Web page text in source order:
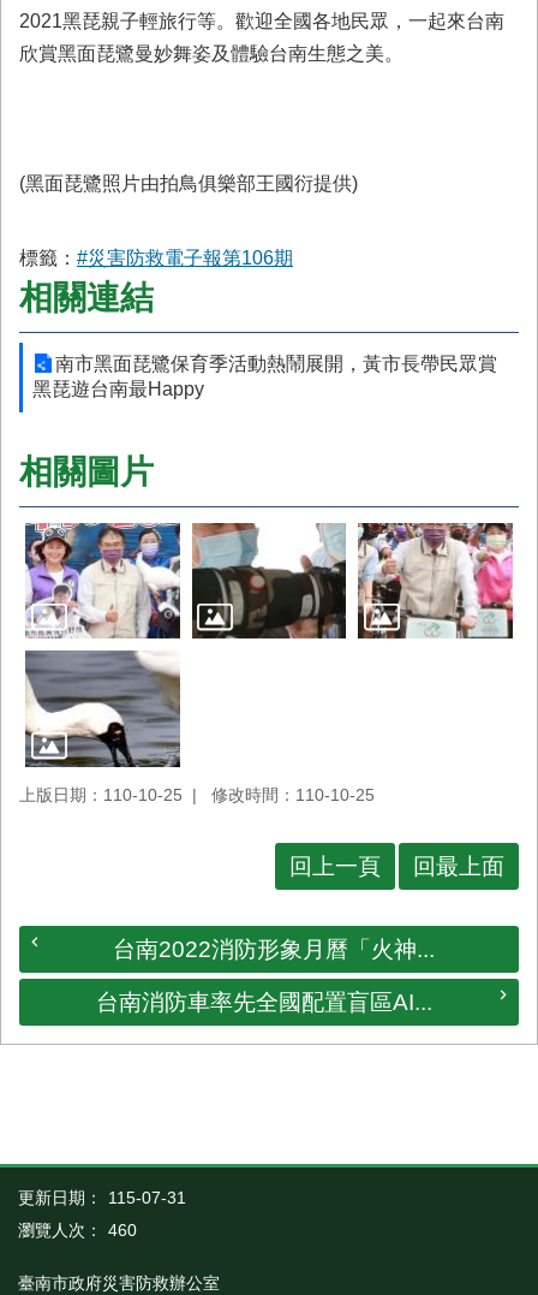
2021黑琵親子輕旅行等。歡迎全國各地民眾，一起來台南
欣賞黑面琵鷺曼妙舞姿及體驗台南生態之美。
(黑面琵鷺照片由拍鳥俱樂部王國衍提供)
標籤： #災害防救電子報第106期
相關連結
南市黑面琵鷺保育季活動熱鬧展開，黃市長帶民眾賞
黑琵遊台南最Happy
相關圖片
上版日期：110-10-25 修改時間：110-10-25
回上一頁 回最上面
台南2022消防形象月曆「火神...
台南消防車率先全國配置盲區AI...
更新日期：
115-07-31
瀏覽人次：
460
臺南市政府災害防救辦公室